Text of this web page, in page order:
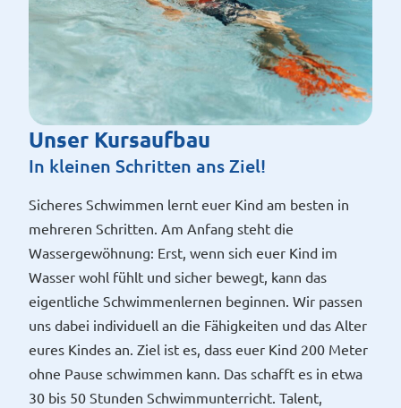
Unser Kursaufbau
In kleinen Schritten ans Ziel!
Sicheres Schwimmen lernt euer Kind am besten in
mehreren Schritten. Am Anfang steht die
Wassergewöhnung: Erst, wenn sich euer Kind im
Wasser wohl fühlt und sicher bewegt, kann das
eigentliche Schwimmenlernen beginnen. Wir passen
uns dabei individuell an die Fähigkeiten und das Alter
eures Kindes an. Ziel ist es, dass euer Kind 200 Meter
ohne Pause schwimmen kann. Das schafft es in etwa
30 bis 50 Stunden Schwimmunterricht. Talent,